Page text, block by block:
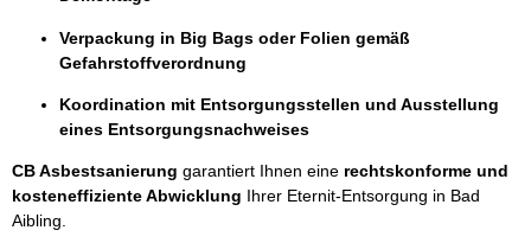
Verpackung in Big Bags oder Folien gemäß
Gefahrstoffverordnung
Koordination mit Entsorgungsstellen und Ausstellung
eines Entsorgungsnachweises
CB Asbestsanierung garantiert Ihnen eine rechtskonforme und
kosteneffiziente Abwicklung Ihrer Eternit-Entsorgung in Bad
Aibling.